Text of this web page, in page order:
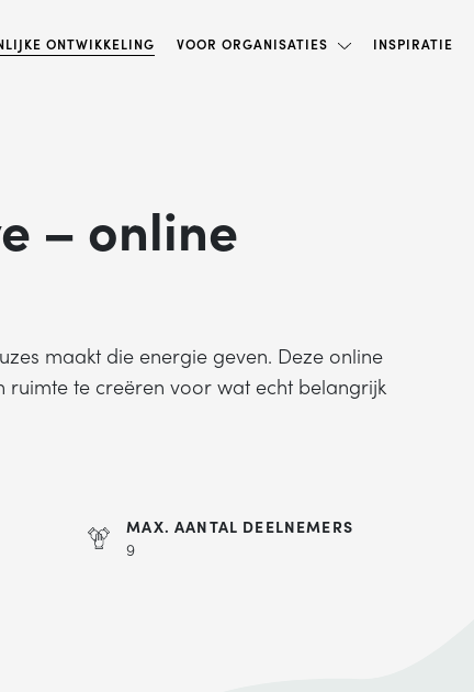
ONTWIKKELING VOOR ORGANISATIES INSPIRATIE
– online
maakt die energie geven. Deze online
te creëren voor wat echt belangrijk
MAX. AANTAL DEELNEMERS
9